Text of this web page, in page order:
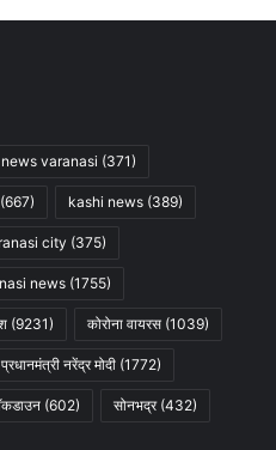
varanasi (371)
(667) kashi news (389)
city (375)
news (1755)
(9231) कोरोना वायरस (1039)
प्रधानमंत्री नरेंद्र मोदी (1772)
(602) सोनभद्र(432)